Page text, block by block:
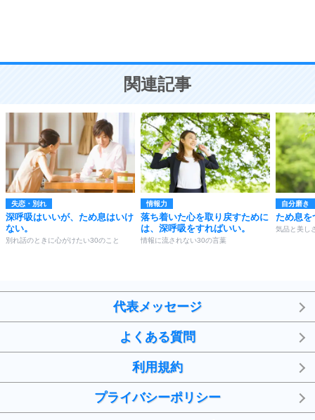
ことが大切。
関連記事
失恋・別れ
深呼吸はいいが、ため息はいけ
ない。
別れ話のときに心がけたい30のこと
情報力
落ち着いた心を取り戻すために
は、深呼吸をすればいい。
情報に流されない30の言葉
自分磨き
ため息を
気品と美し
代表メッセージ
よくある質問
利用規約
プライバシーポリシー